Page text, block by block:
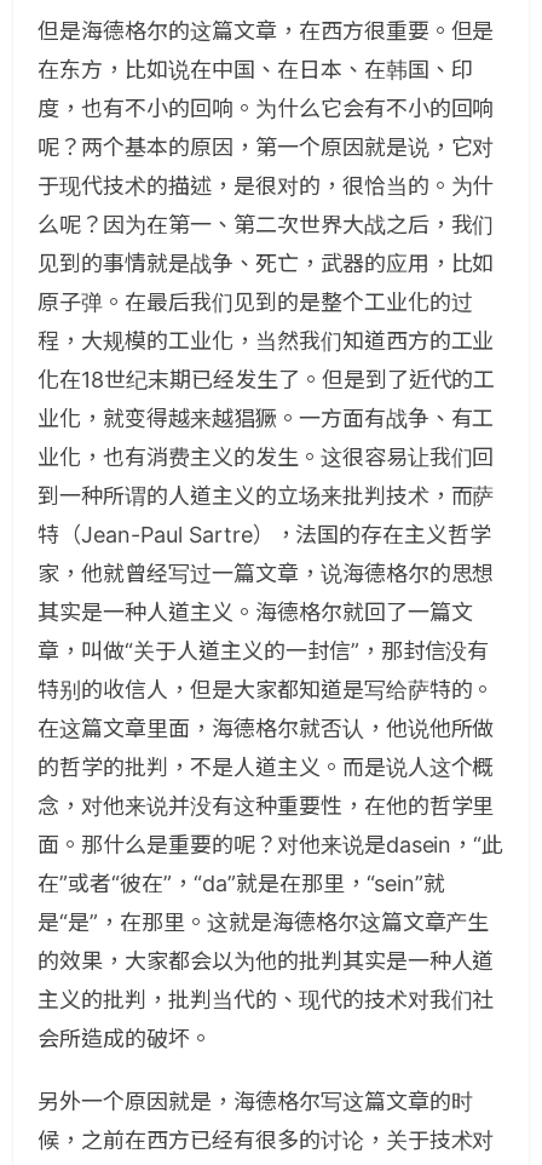
但是海德格尔的这篇文章，在西方很重要。但是
在东方，比如说在中国、在日本、在韩国、印
度，也有不小的回响。为什么它会有不小的回响
呢？两个基本的原因，第一个原因就是说，它对
于现代技术的描述，是很对的，很恰当的。为什
么呢？因为在第一、第二次世界大战之后，我们
见到的事情就是战争、死亡，武器的应用，比如
原子弹。在最后我们见到的是整个工业化的过
程，大规模的工业化，当然我们知道西方的工业
化在18世纪末期已经发生了。但是到了近代的工
业化，就变得越来越猖獗。一方面有战争、有工
业化，也有消费主义的发生。这很容易让我们回
到一种所谓的人道主义的立场来批判技术，而萨
特（Jean-Paul Sartre），法国的存在主义哲学
家，他就曾经写过一篇文章，说海德格尔的思想
其实是一种人道主义。海德格尔就回了一篇文
章，叫做“关于人道主义的一封信”，那封信没有
特别的收信人，但是大家都知道是写给萨特的。
在这篇文章里面，海德格尔就否认，他说他所做
的哲学的批判，不是人道主义。而是说人这个概
念，对他来说并没有这种重要性，在他的哲学里
面。那什么是重要的呢？对他来说是dasein，“此
在”或者“彼在”，“da”就是在那里，“sein”就
是“是”，在那里。这就是海德格尔这篇文章产生
的效果，大家都会以为他的批判其实是一种人道
主义的批判，批判当代的、现代的技术对我们社
会所造成的破坏。
另外一个原因就是，海德格尔写这篇文章的时
候，之前在西方已经有很多的讨论，关于技术对